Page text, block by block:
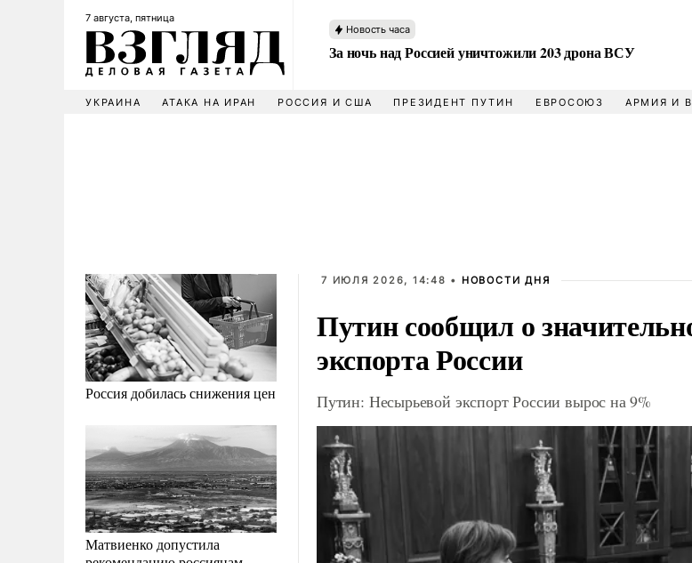
7 августа, пятница
Новость часа
За ночь над Россией уничтожили 203 дрона ВСУ
УКРАИНА АТАКА НА ИРАН РОССИЯ И США ПРЕЗИДЕНТ ПУТИН ЕВРОСОЮЗ АРМИЯ И
Россия добилась снижения цен
Матвиенко допустила
7 ИЮЛЯ 2026, 14:48 • НОВОСТИ ДНЯ
Путин сообщил о
экспорта России
Путин: Несырьевой экспорт России вырос на 9%